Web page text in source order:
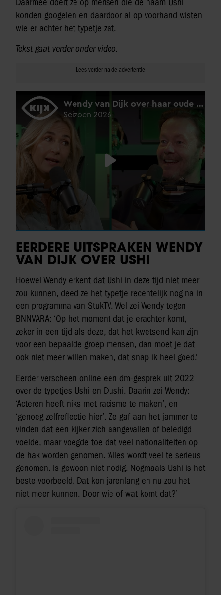
Daarmee doelt ze op mensen die de naam Ushi
konden googelen en daardoor al op voorhand wisten
wie er achter het typetje zat.
Tekst gaat verder onder video.
EERDERE UITSPRAKEN WENDY
VAN DIJK OVER USHI
Hoewel Wendy erkent dat Ushi in deze tijd niet meer
zou kunnen, deed ze het typetje recentelijk nog na in
een programma van StukTV. Wel zei Wendy tegen
BNNVARA: ‘Op het moment dat je erachter komt,
zeker in een tijd als deze, dat het kwetsend kan zijn
voor een bepaalde groep mensen, dan moet je dat
ook niet meer willen maken, dat snap ik heel goed.’
Eerder verscheen online een dm-gesprek uit 2022
over de typetjes Ushi en Dushi. Daarin zei Wendy:
‘Acteren heeft niks met racisme te maken’, en
‘genoeg zelfreflectie hier’. Ze gaf aan het jammer te
vinden dat een kijker zich aangevallen of beledigd
voelde, maar voegde toe dat veel nationaliteiten op
de hak worden genomen. ‘Alles wordt veel te serieus
genomen. Is gewoon niet nodig. Nogmaals Ushi is het
beste voorbeeld. Dat kon jarenlang en nu zou het
niet meer kunnen. Door wie of wat komt dat?’